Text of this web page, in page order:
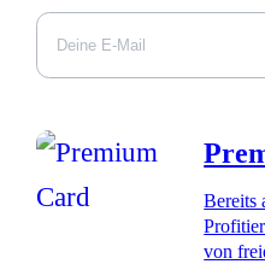
Bereits
von